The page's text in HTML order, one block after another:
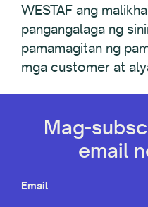
WESTAF ang
pangangalaga ng
pamamagitan ng
mga customer at
Mag-
email
Email